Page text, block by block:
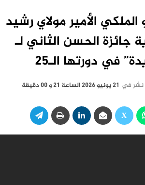
الأمير مولاي رشيد
جائزة الحسن الثاني لـ
في دورتها الـ25
نشر في 21 يونيو 2026 الساعة 21 و 00 دقيقة